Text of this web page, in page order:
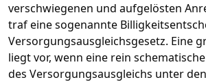
verschwiegenen und aufgelösten
traf eine sogenannte
Versorgungsausgleichsgesetz. Eine
liegt vor, wenn eine rein
des Versorgungsausgleichs unter